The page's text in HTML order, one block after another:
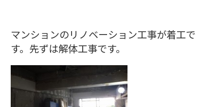
マンションのリノベーション工事が着工で
す。先ずは解体工事です。